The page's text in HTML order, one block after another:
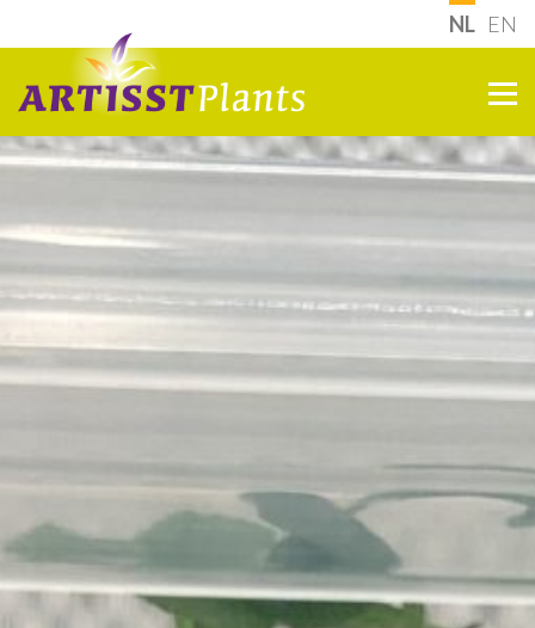
NL EN